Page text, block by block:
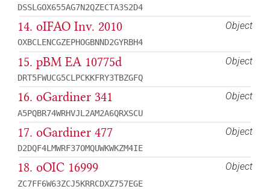
DSSLGOX655AG7N2QZECTA3S2D4
Object
14. oIFAO Inv. 2010
OXBCLENCGZEPHOGBNND2GYRBH4
Object
15. pBM EA 10775d
DRT5FWUCG5CLPCKKFRY3TBZGFQ
Object
16. oGardiner 341
A5PQBR74WRHVJL2AM2A6QRXSCU
Object
17. oGardiner 477
D2DQF4LMWRF37OMQUWKWKZM4IE
Object
18. oOIC 16999
ZC7FF6W63ZCJ5KRRCDXZ757EGE